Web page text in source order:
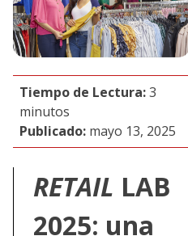
Tiempo de Lectura:3
minutos
Publicado: mayo 13, 2025
RETAIL LAB
2025: una